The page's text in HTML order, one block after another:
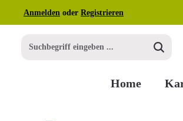
Hauptinhalt springen
Zur Suche springen
Zur Hauptnavigation springen
Anmelden oder Registrieren
Home